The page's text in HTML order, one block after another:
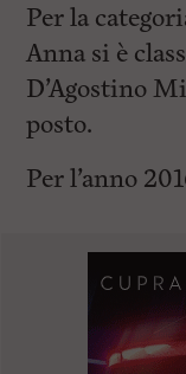
Per la
Anna si è
D’Agostino
posto.
Per l’anno